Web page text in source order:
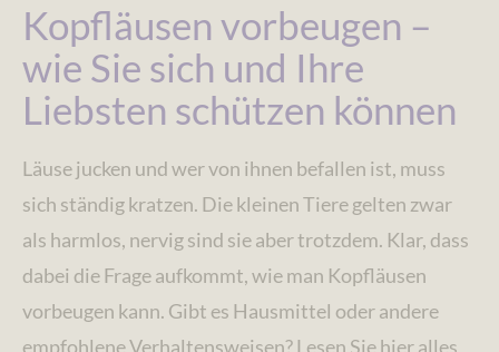
Kopfläusen vorbeugen –
wie Sie sich und Ihre
Liebsten schützen können
Läuse jucken und wer von ihnen befallen ist, muss
sich ständig kratzen. Die kleinen Tiere gelten zwar
als harmlos, nervig sind sie aber trotzdem. Klar, dass
dabei die Frage aufkommt, wie man Kopfläusen
vorbeugen kann. Gibt es Hausmittel oder andere
empfohlene Verhaltensweisen? Lesen Sie hier alles